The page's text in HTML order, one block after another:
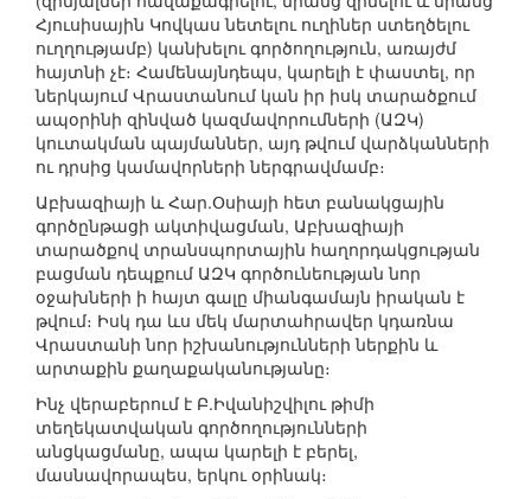
Հյուսիսային Կովկաս նետելու ուղիներ ստեղծելու
ուղղությամբ) կանխելու գործողություն, առայժմ
հայտնի չէ։ Համենայնդեպս, կարելի է փաստել, որ
ներկայում Վրաստանում կան իր իսկ տարածքում
ապօրինի զինված կազմավորումների (ԱԶԿ)
կուտակման պայմաններ, այդ թվում վարձկանների
ու դրսից կամավորների ներգրավմամբ։
Աբխազիայի և Հար.Օսիայի հետ բանակցային
գործընթացի ակտիվացման, Աբխազիայի
տարածքով տրանսպորտային հաղորդակցության
բացման դեպքում ԱԶԿ գործունեության նոր
օջախների ի հայտ գալը միանգամայն իրական է
թվում։ Իսկ դա ևս մեկ մարտահրավեր կդառնա
Վրաստանի նոր իշխանությունների ներքին և
արտաքին քաղաքականությանը։
Ինչ վերաբերում է Բ.Իվանիշվիլու թիմի
տեղեկատվական գործողությունների
անցկացմանը, ապա կարելի է բերել,
մասնավորապես, երկու օրինակ։